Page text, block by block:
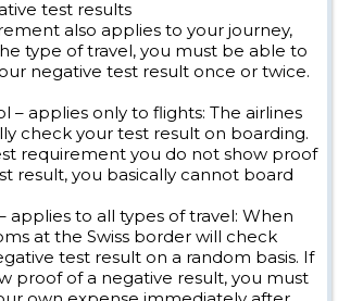
test results
also applies to your journey,
type of travel, you must be able to
negative test result once or twice.
– applies only to flights: The airlines
check your test result on boarding.
requirement you do not show proof
result, you basically cannot board
applies to all types of travel: When
at the Swiss border will check
test result on a random basis. If
proof of a negative result, you must